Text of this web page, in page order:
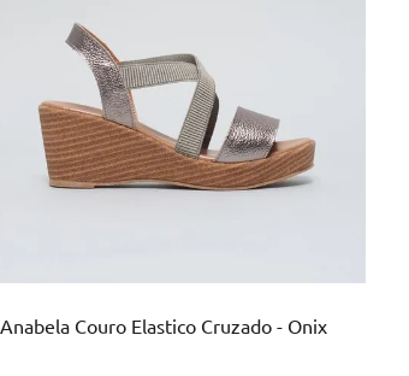
Anabela Couro Elastico Cruzado - Onix